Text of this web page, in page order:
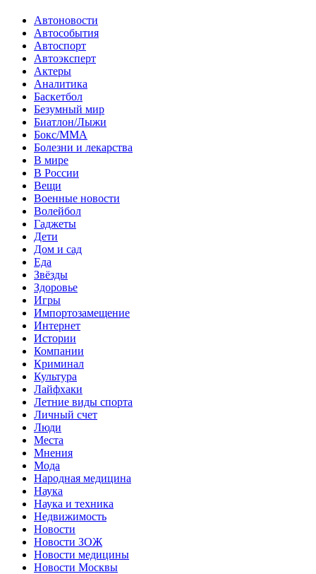
Автоновости
Автособытия
Автоспорт
Автоэксперт
Актеры
Аналитика
Баскетбол
Безумный мир
Биатлон/Лыжи
Бокс/MMA
Болезни и лекарства
В мире
В России
Вещи
Военные новости
Волейбол
Гаджеты
Дети
Дом и сад
Еда
Звёзды
Здоровье
Игры
Импортозамещение
Интернет
Истории
Компании
Криминал
Культура
Лайфхаки
Летние виды спорта
Личный счет
Люди
Места
Мнения
Мода
Народная медицина
Наука
Наука и техника
Недвижимость
Новости
Новости ЗОЖ
Новости медицины
Новости Москвы